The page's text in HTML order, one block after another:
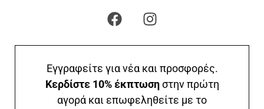
Εγγραφείτε για νέα και προσφορές.
Κερδίστε 10% έκπτωσηστην πρώτη
αγορά και επωφεληθείτε με το